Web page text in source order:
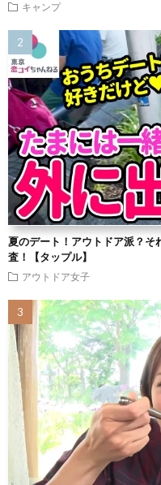
キャンプ
夏のデート！アウトドア派？そ
査！【タップル】
アウトドア女子